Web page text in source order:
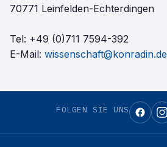
70771 Leinfelden-Echterdingen
Tel: +49 (0)711 7594-392
E-Mail: wissenschaft@konradin.de
FOLGEN SIE UNS